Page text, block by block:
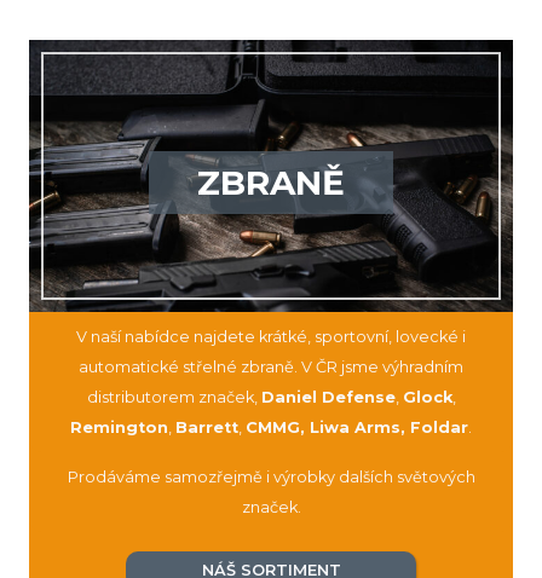
ZBRANĚ
V naší nabídce najdete krátké, sportovní, lovecké i
automatické střelné zbraně. V ČR jsme výhradním
distributorem značek, Daniel Defense, Glock,
Remington, Barrett, CMMG, Liwa Arms, Foldar.
Prodáváme samozřejmě i výrobky dalších světových
značek.
NÁŠ SORTIMENT